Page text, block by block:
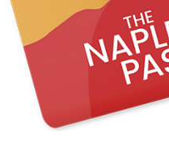
ad un uso culturale e, al
Indirizzo
Via Vittorio
Orari di
Dal lunedì al sabato dalle ore